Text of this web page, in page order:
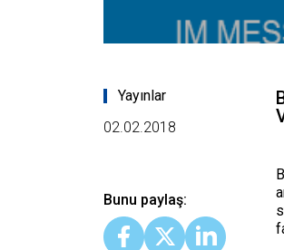
Yayınlar
02.02.2018
Bunu paylaş: